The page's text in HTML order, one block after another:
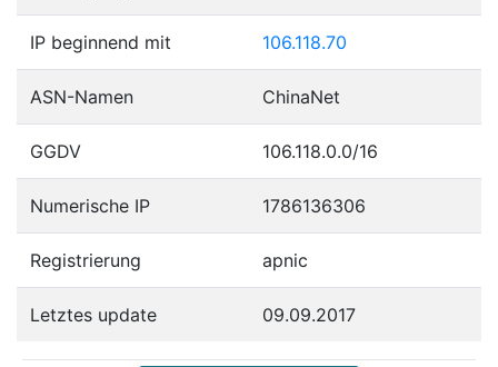
IP beginnend mit 106.118.70
ASN-Namen ChinaNet
GGDV 106.118.0.0/16
Numerische IP 1786136306
Registrierung apnic
Letztes update 09.09.2017